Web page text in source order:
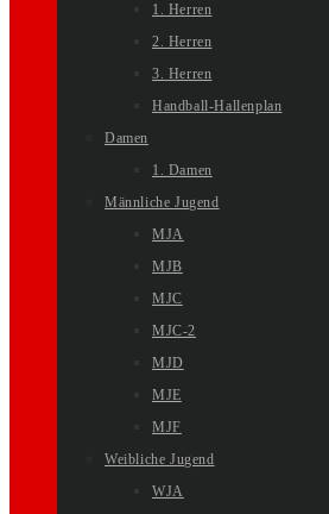
1. Herren
2. Herren
3. Herren
Handball-Hallenplan
Damen
1. Damen
Männliche Jugend
MJA
MJB
MJC
MJC-2
MJD
MJE
MJF
Weibliche Jugend
WJA